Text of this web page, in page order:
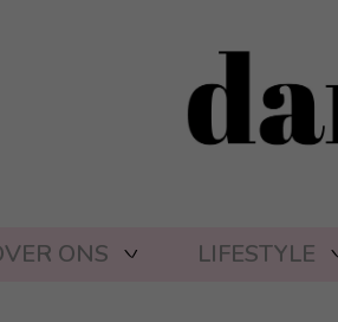
ONS LIFESTYLE